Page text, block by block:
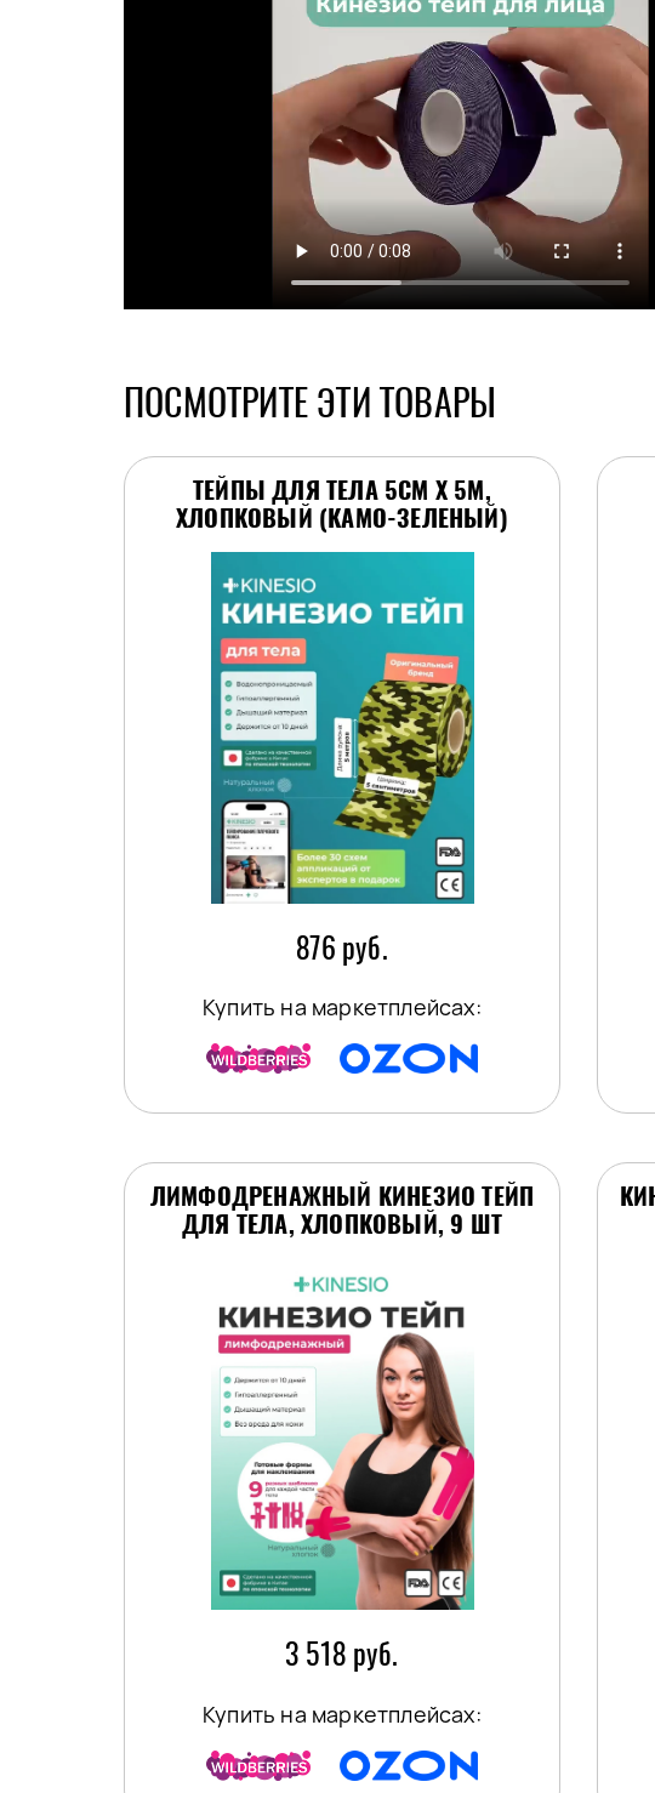
ПОСМОТРИТЕ ЭТИ ТОВАРЫ
ТЕЙПЫ ДЛЯ ТЕЛА 5СМ Х 5М,
ХЛОПКОВЫЙ (КАМО-ЗЕЛЕНЫЙ)
876 руб.
Купить на маркетплейсах:
ЛИМФОДРЕНАЖНЫЙ КИНЕЗИО ТЕЙП
ДЛЯ ТЕЛА, ХЛОПКОВЫЙ, 9 ШТ
3 518 руб.
Купить на маркетплейсах: